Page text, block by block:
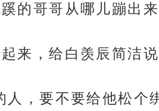
的哥哥从哪儿蹦出
来，给白羡辰简洁说
，要不要给他松个